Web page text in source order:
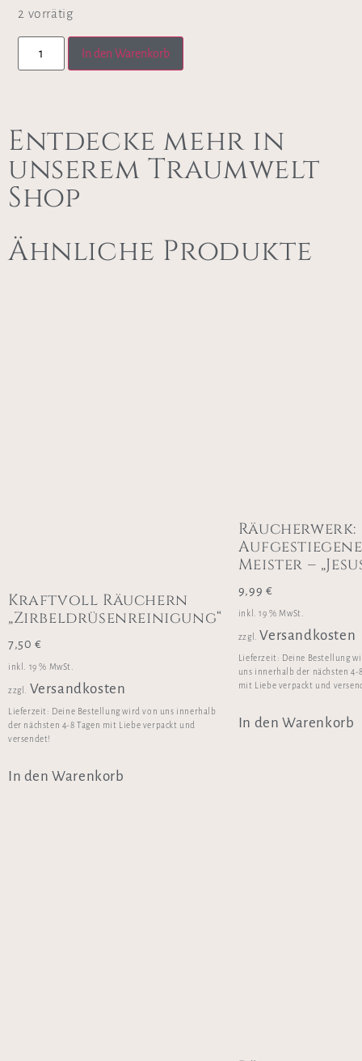
2 vorrätig
In den Warenkorb
Entdecke mehr in
unserem Traumwelt
Shop
Ähnliche Produkte
Kraftvoll Räuchern
„Zirbeldrüsenreinigung“
7,50 €
inkl. 19 % MwSt.
zzgl. Versandkosten
Lieferzeit: Deine Bestellung wird von uns innerhalb
der nächsten 4-8 Tagen mit Liebe verpackt und
versendet!
In den Warenkorb
Räucherwerk:
Aufgestiegene
Meister –
9,99 €
inkl. 19 % MwSt.
zzgl. Versandkosten
Lieferzeit: Deine Bestellung
uns innerhalb der nächsten 4-
mit Liebe verpackt und
In den Warenkorb